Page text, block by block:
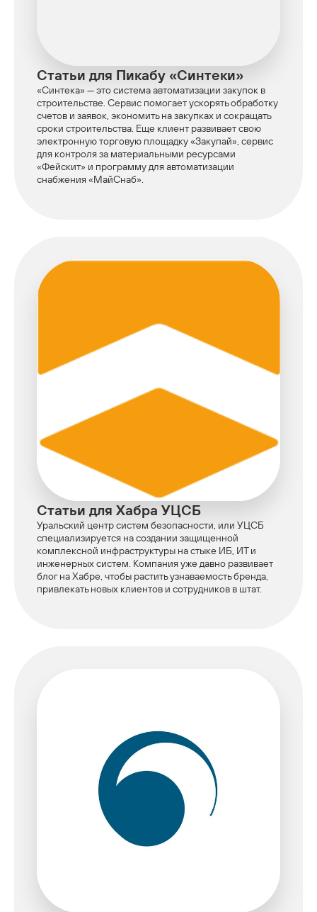
Статьи для Пикабу «Синтеки»
«Синтека» — это система автоматизации закупок в
строительстве. Сервис помогает ускорять обработку
счетов и заявок, экономить на закупках и сокращать
сроки строительства. Еще клиент развивает свою
электронную торговую площадку «Закупай», сервис
для контроля за материальными ресурсами
«Фейскит» и программу для автоматизации
снабжения «МайСнаб».
Статьи для Хабра УЦСБ
Уральский центр систем безопасности, или УЦСБ
специализируется на создании защищенной
комплексной инфраструктуры на стыке ИБ, ИТ и
инженерных систем. Компания уже давно развивает
блог на Хабре, чтобы растить узнаваемость бренда,
привлекать новых клиентов и сотрудников в штат.